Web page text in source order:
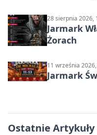
28 sierpnia 2026,
Jarmark
Żorach
11 września
Jarmark
Ostatnie Artykuły